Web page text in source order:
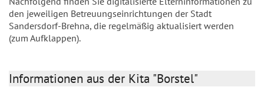
den jeweiligen Betreuungseinrichtungen der Stadt
Sandersdorf-Brehna, die regelmäßig aktualisiert werden
(zum Aufklappen).
Informationen aus der Kita "Borstel"